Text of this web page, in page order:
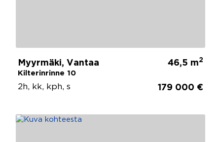
Myyrmäki, Vantaa
Kilterinrinne 10
46,5 m2
2h, kk, kph, s 179 000 €